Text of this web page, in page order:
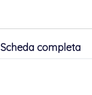
Scheda completa